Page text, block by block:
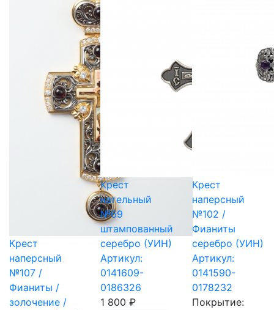
Крест
наперсный
№107 /
Фианиты /
золочение /
Крест
нательный
№69
штампованный
серебро (УИН)
Артикул:
0141609-
0186326
1 800 ₽
Крест
наперсный
№102 /
Фианиты
серебро (УИН)
Артикул:
0141590-
0178232
Покрытие: